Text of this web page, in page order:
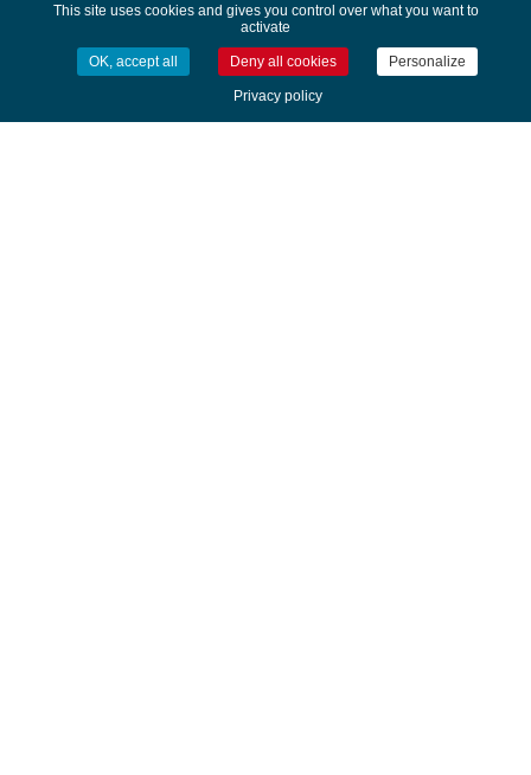
Fermeture de la fontaine
This site uses cookies and gives you control over what you want to
activate
OK, accept all Deny all cookies Personalize
Privacy policy